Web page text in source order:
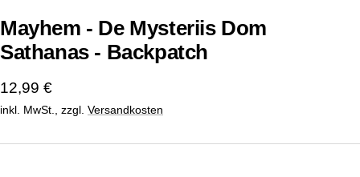
Mayhem - De Mysteriis Dom
Sathanas - Backpatch
Angebotspreis
12,99 €
inkl. MwSt., zzgl. Versandkosten